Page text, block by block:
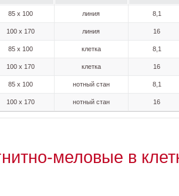
85 x 100 линия 8,1
100 x 170 линия 16
85 x 100 клетка 8,1
100 x 170 клетка 16
85 x 100 нотный стан 8,1
100 x 170 нотный стан 16
меловые в